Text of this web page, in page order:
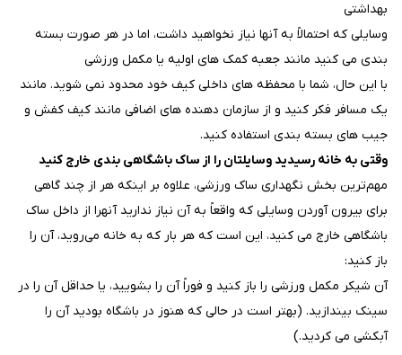
بهداشتی
وسایلی که احتمالاً به آنها نیاز نخواهید داشت، اما در هر صورت بسته
بندی می کنید مانند جعبه کمک های اولیه یا مکمل ورزشی
با این حال، شما با محفظه های داخلی کیف خود محدود نمی شوید. مانند
یک مسافر فکر کنید و از سازمان دهنده های اضافی مانند کیف کفش و
جیب های بسته بندی استفاده کنید.
وقتی به خانه رسیدید وسایلتان را از ساک باشگاهی بندی خارج کنید
مهم‌ترین بخش نگهداری ساک ورزشی، علاوه بر اینکه هر از چند گاهی
برای بیرون آوردن وسایلی که واقعاً به آن نیاز ندارید آنهرا از داخل ساک
باشگاهی خارج می کنید، این است که هر بار که به خانه می‌روید، آن را
باز کنید:
آن شیکر مکمل ورزشی را باز کنید و فوراً آن را بشویید، یا حداقل آن را در
سینک بیندازید. (بهتر است در حالی که هنوز در باشگاه بودید آن را
آبکشی می کردید.)